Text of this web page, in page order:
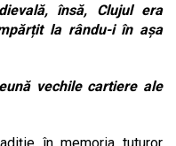
însă, Clujul era
la rându-i în așa
vechile cartiere ale